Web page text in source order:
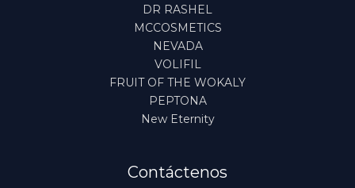
DR RASHEL
MCCOSMETICS
NEVADA
VOLIFIL
FRUIT OF THE WOKALY
PEPTONA
New Eternity
Contáctenos